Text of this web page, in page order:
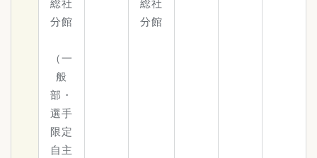
分館
（一
般
部・
選手
限定
自主
分館